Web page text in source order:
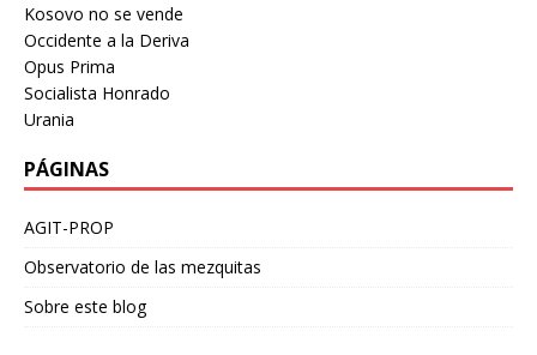
Kosovo no se vende
Occidente a la Deriva
Opus Prima
Socialista Honrado
Urania
PÁGINAS
AGIT-PROP
Observatorio de las mezquitas
Sobre este blog